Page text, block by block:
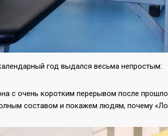
год выдался весьма непростым:
с очень коротким перерывом после
составом и покажем людям, почему